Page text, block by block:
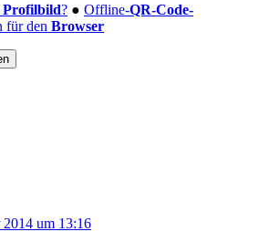
Profilbild? ● Offline-QR-Code-
für den Browser
um 13:16